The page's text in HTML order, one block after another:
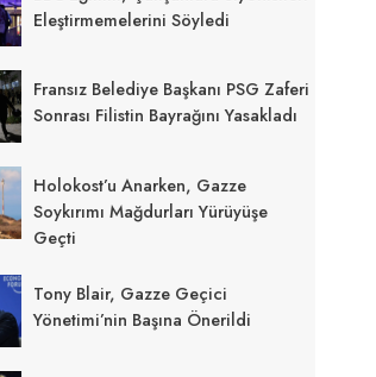
Eleştirmemelerini Söyledi
Fransız Belediye Başkanı PSG Zaferi
Sonrası Filistin Bayrağını Yasakladı
Holokost’u Anarken, Gazze
Soykırımı Mağdurları Yürüyüşe
Geçti
Tony Blair, Gazze Geçici
Yönetimi’nin Başına Önerildi